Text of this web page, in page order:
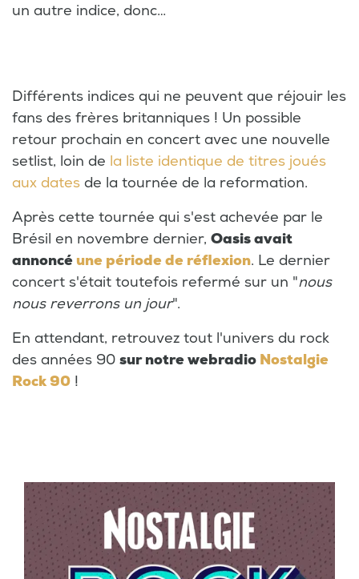
un autre indice, donc…
Différents indices qui ne peuvent que réjouir les
fans des frères britanniques ! Un possible
retour prochain en concert avec une nouvelle
setlist, loin de la liste identique de titres joués
aux dates de la tournée de la reformation.
Après cette tournée qui s'est achevée par le
Brésil en novembre dernier, Oasis avait
annoncéune période de réflexion. Le dernier
concert s'était toutefois refermé sur un "nous
nous reverrons un jour".
En attendant, retrouvez tout l'univers du rock
des années 90 sur notre webradio Nostalgie
Rock 90 !